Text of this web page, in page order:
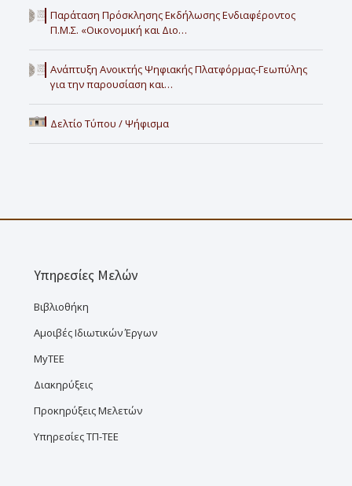
Παράταση Πρόσκλησης Εκδήλωσης Ενδιαφέροντος
Π.Μ.Σ. «Οικονομική και Διο…
Ανάπτυξη Ανοικτής Ψηφιακής Πλατφόρμας-Γεωπύλης
για την παρουσίαση και…
Δελτίο Τύπου / Ψήφισμα
Υπηρεσίες Μελών
Βιβλιοθήκη
Αμοιβές Ιδιωτικών Έργων
MyTEE
Διακηρύξεις
Προκηρύξεις Μελετών
Υπηρεσίες ΤΠ-ΤΕΕ